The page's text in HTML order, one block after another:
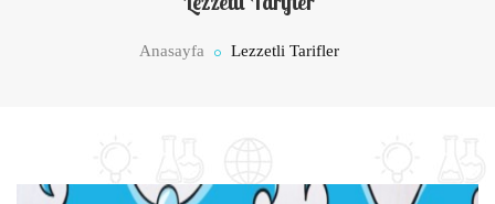
Anasayfa Lezzetli Tarifler